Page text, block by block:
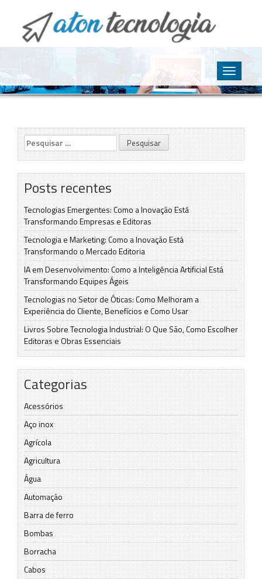
O point da Tecnologia
Toggle
Pesquisar
por:
Posts recentes
Tecnologias Emergentes: Como a Inovação Está
Transformando Empresas e Editoras
Tecnologia e Marketing: Como a Inovação Está
Transformando o Mercado Editoria
IA em Desenvolvimento: Como a Inteligência Artificial Está
Transformando Equipes Ágeis
Tecnologias no Setor de Óticas: Como Melhoram a
Experiência do Cliente, Benefícios e Como Usar
Livros Sobre Tecnologia Industrial: O Que São, Como Escolher
Editoras e Obras Essenciais
Categorias
Acessórios
Aço inox
Agrícola
Agricultura
Água
Automação
Barra de ferro
Bombas
Borracha
Cabos